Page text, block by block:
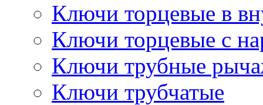
Ключи торцевые в
Ключи торцевые с
Ключи трубные
Ключи трубчатые